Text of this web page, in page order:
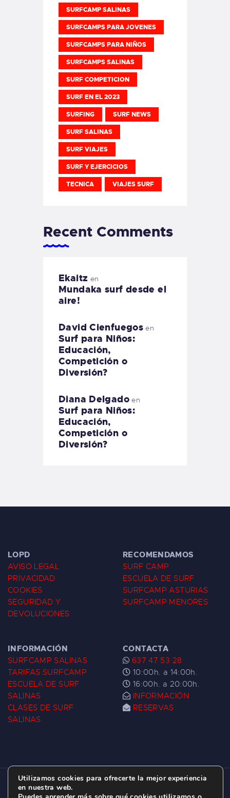
SURFCAMP SALINAS
SURFCAMPS PARA JOVENES
SURFCAMPS PARA NIÑOS
SURFCAMPS SALINAS
SURF COMPETICION
SURF EN EL 2023
SURFING SURF NEWS
SURF SALINAS
SURF VIAJES
SURF Y EJERCICIOS
TECNICA VIAJES SURF
Recent Comments
Ekaitz en
Mundaka surf desde el
aire!
David Cienfuegos en
Surf para Niños:
Educación,
Competición o
Diversión?
Diana Delgadoen
Surf para Niños:
Educación,
Competición o
Diversión?
LOPD
AVISO LEGAL
PRIVACIDAD
COOKIES
SEGURIDAD Y
DEVOLUCIONES
RECOMENDAMOS
SURF CAMP
ESCUELA DE SURF
SURFCAMP ASTURIAS
SURFCAMP MENORES
INFORMACIÓN
SURFCAMP SALINAS
TARIFAS SURFCAMP
ESCUELA DE SURF
SALINAS
CLASES DE SURF
SALINAS
CONTACTA
637 47 53 28
10:00h. a 14:00h.
16:00h. a 20:00h.
INFORMACIÓN
RESERVAS
ESCUELA DE SURF LAS DUNAS ©
Utilizamos cookies para ofrecerte la mejor experiencia
en nuestra web.